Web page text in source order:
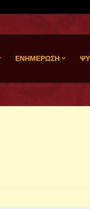
ΕΝΗΜΕΡΩΣΗ